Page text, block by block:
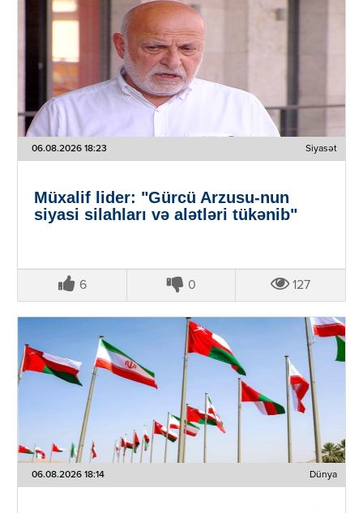
06.08.2026 18:23 Siyasət
Müxalif lider: "Gürcü Arzusu-nun
siyasi silahları və alətləri tükənib"
6 0 127
06.08.2026 18:14 Dünya